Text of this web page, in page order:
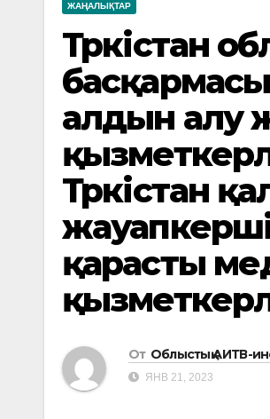
ЖАҢАЛЫҚТАР
Түркістан
алдын алу
Түркістан
қарасты
От Облыстық АИТВ-
ЯНВ 21, 2023